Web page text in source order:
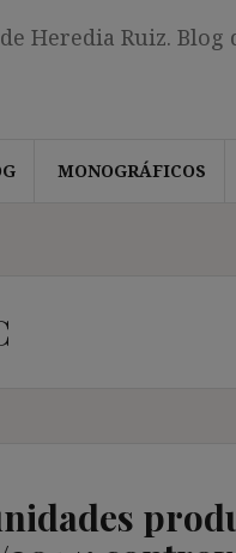
Heredia Ruiz.
MONOGRÁFICOS